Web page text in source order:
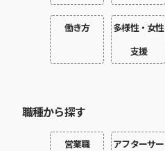
働き方
多様性・女性
支援
職種から探す
営業職
アフターサー